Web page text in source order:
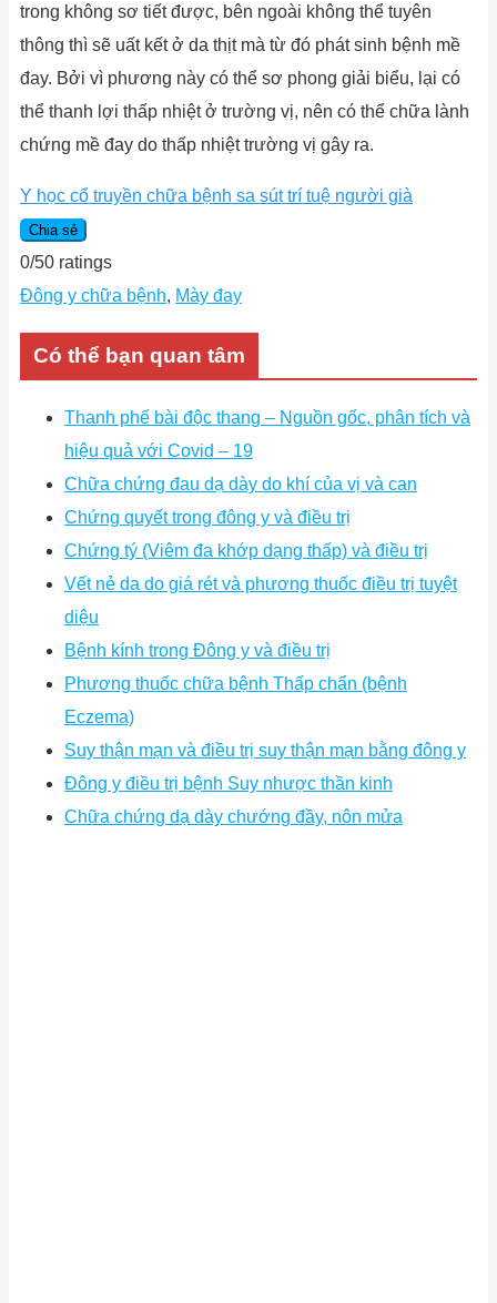
trong không sơ tiết được, bên ngoài không thể tuyên
thông thì sẽ uất kết ở da thịt mà từ đó phát sinh bệnh mề
đay. Bởi vì phương này có thể sơ phong giải biểu, lại có
thể thanh lợi thấp nhiệt ở trường vị, nên có thể chữa lành
chứng mề đay do thấp nhiệt trường vị gây ra.
Y học cổ truyền chữa bệnh sa sút trí tuệ người già
Chia sẻ
0/50 ratings
Đông y chữa bệnh, Mày đay
Có thể bạn quan tâm
Thanh phế bài độc thang – Nguồn gốc, phân tích và
hiệu quả với Covid – 19
Chữa chứng đau dạ dày do khí của vị và can
Chứng quyết trong đông y và điều trị
Chứng tý (Viêm đa khớp dạng thấp) và điều trị
Vết nẻ da do giá rét và phương thuốc điều trị tuyệt
diệu
Bệnh kính trong Đông y và điều trị
Phương thuốc chữa bệnh Thấp chẩn (bệnh
Eczema)
Suy thận mạn và điều trị suy thận mạn bằng đông y
Đông y điều trị bệnh Suy nhược thần kinh
Chữa chứng dạ dày chướng đầy, nôn mửa